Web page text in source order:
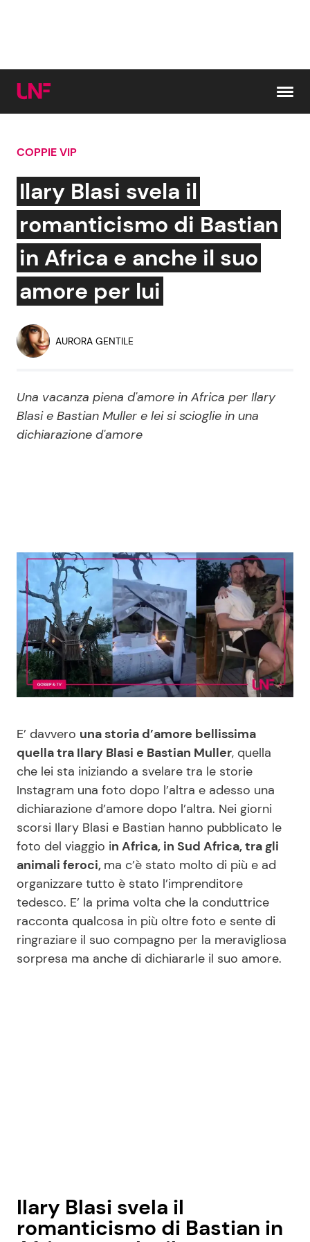
Cerca:
News e Cronaca
Attualità Italiana
Economia
Persone Scomparse
Politica
Gossip e TV
Bellezze VIP
Reality e Talent
News Musica
News Spettacolo
Benessere
Casa
Mondo Mamma
News benessere
Salute
Viaggi e Turismo
Festività
Cucina e Ricette
Consigli di Cucina
Le Ricette in TV
Primi Piatti
Ricette Facili e Veloci
Ricette Feste
Ricette per Bambini
Privacy Policy
COPPIE VIP
Ilary Blasi svela il
romanticismo di Bastian
in Africa e anche il suo
amore per lui
AURORA GENTILE
Una vacanza piena d'amore in Africa per Ilary
Blasi e Bastian Muller e lei si scioglie in una
dichiarazione d'amore
E’ davvero una storia d’amore bellissima
quella tra Ilary Blasi e Bastian Muller, quella
che lei sta iniziando a svelare tra le storie
Instagram una foto dopo l’altra e adesso una
dichiarazione d’amore dopo l’altra. Nei giorni
scorsi Ilary Blasi e Bastian hanno pubblicato le
foto del viaggio in Africa, in Sud Africa, tra gli
animali feroci, ma c’è stato molto di più e ad
organizzare tutto è stato l’imprenditore
tedesco. E’ la prima volta che la conduttrice
racconta qualcosa in più oltre foto e sente di
ringraziare il suo compagno per la meravigliosa
sorpresa ma anche di dichiararle il suo amore.
Ilary Blasi svela il
romanticismo di Bastian in